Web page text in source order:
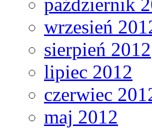
wrzesień
sierpień 2012
lipiec 2012
czerwiec
maj 2012